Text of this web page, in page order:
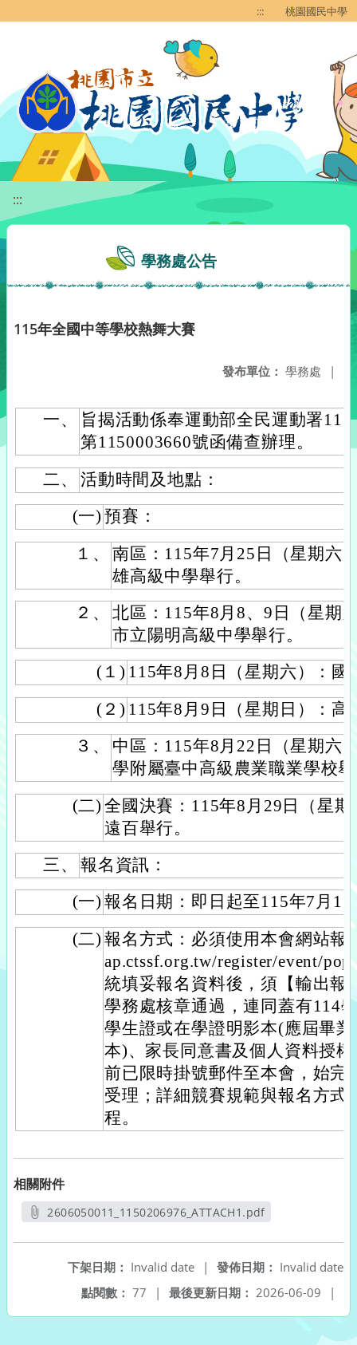
::: 桃園國民中學
:::
學務處公告
115年全國中等學校熱舞大賽
發布單位： 學務處 |
一、
旨揭活動係奉運動部全民運動署
第1150003660號函備查辦理。
二、
活動時間及地點：
(一) 預賽：
１、
南區：115年7月25日（星期六
雄高級中學舉行。
２、
北區：115年8月8、9日（星期
市立陽明高級中學舉行。
(１) 115年8月8日（星期六）：
(２) 115年8月9日（星期日）：高
３、
中區：115年8月22日（星期六
學附屬臺中高級農業職業學校
(二) 全國決賽：115年8月29日（星
遠百舉行。
三、
報名資訊：
(一) 報名日期：即日起至115年7月
(二) 報名方式：必須使用本會網站報
ap.ctssf.org.tw/register/event/
統填妥報名資料後，須【輸出報
學務處核章通過，連同蓋有114
學生證或在學證明影本(應屆畢
本)、家長同意書及個人資料授
前已限時掛號郵件至本會，始完
受理；詳細競賽規範與報名方式
程。
相關附件
2606050011_1150206976_ATTACH1.pdf
發佈日期： Invalid date
下架日期： Invalid date
|
最後更新日期： 2026-06-09 |
點閱數： 77 |